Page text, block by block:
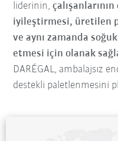
liderinin,
iyileştirmesi, üretilen
ve aynı zamanda
etmesi için olanak
DARÉGAL, ambalajsız
destekli paletlenmesini